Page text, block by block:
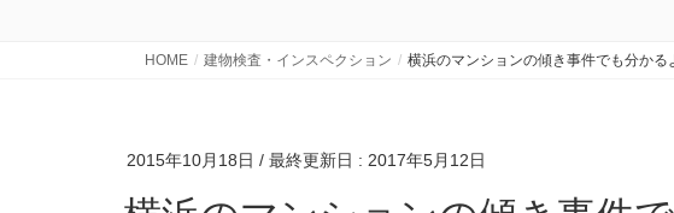
HOME 建物検査・インスペクション 横浜のマンションの傾き事件でも分か
2015年10月18日 / 最終更新日 : 2017年5月12日